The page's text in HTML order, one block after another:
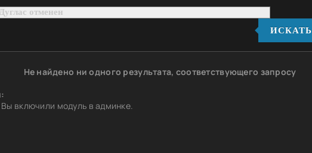
ИСКАТЬ
Не найдено ни одного результата, соответствующего запросу
включили модуль в админке.